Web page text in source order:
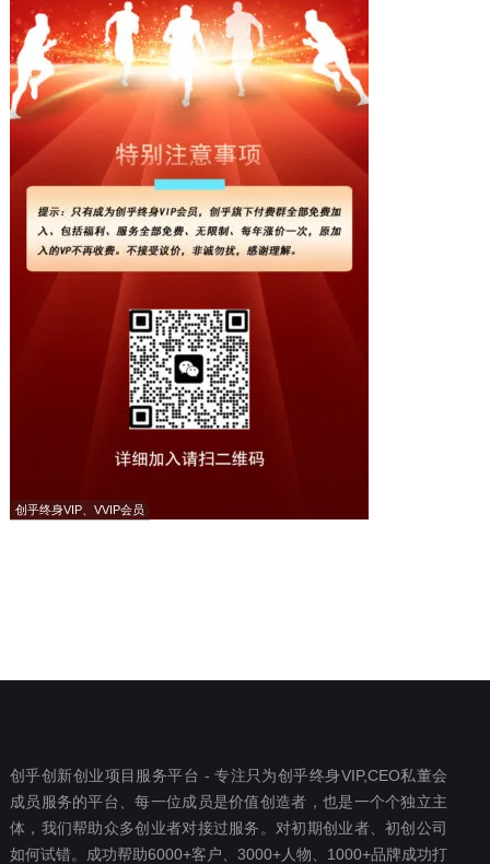
创乎终身VIP、VVIP会员
创乎创新创业项目服务平台 - 专注只为创乎终身VIP,CEO私董会
成员服务的平台、每一位成员是价值创造者，也是一个个独立主
体，我们帮助众多创业者对接过服务。对初期创业者、初创公司
如何试错。成功帮助6000+客户、3000+人物、1000+品牌成功打